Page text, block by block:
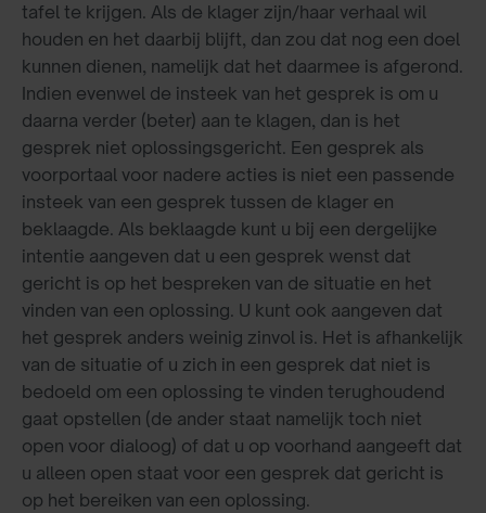
tafel te krijgen. Als de klager zijn/haar verhaal wil
houden en het daarbij blijft, dan zou dat nog een doel
kunnen dienen, namelijk dat het daarmee is afgerond.
Indien evenwel de insteek van het gesprek is om u
daarna verder (beter) aan te klagen, dan is het
gesprek niet oplossingsgericht. Een gesprek als
voorportaal voor nadere acties is niet een passende
insteek van een gesprek tussen de klager en
beklaagde. Als beklaagde kunt u bij een dergelijke
intentie aangeven dat u een gesprek wenst dat
gericht is op het bespreken van de situatie en het
vinden van een oplossing. U kunt ook aangeven dat
het gesprek anders weinig zinvol is. Het is afhankelijk
van de situatie of u zich in een gesprek dat niet is
bedoeld om een oplossing te vinden terughoudend
gaat opstellen (de ander staat namelijk toch niet
open voor dialoog) of dat u op voorhand aangeeft dat
u alleen open staat voor een gesprek dat gericht is
op het bereiken van een oplossing.